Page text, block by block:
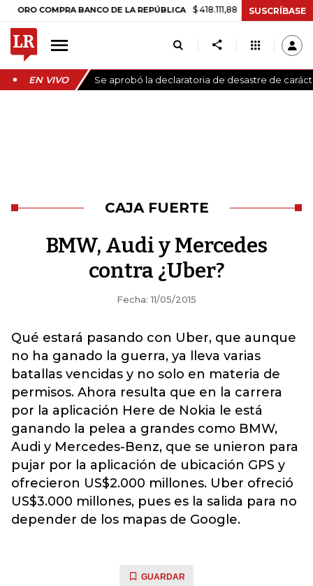
COMPRA BANCO DE LA REPÚBLICA $ 418.111,88 +$ 9.612,91 +2,35%
SUSCRÍBASE
EN VIVO Se aprobó la declaratoria de desastre de
CAJA FUERTE
BMW, Audi y Mercedes
contra ¿Uber?
Fecha: 11/05/2015
Qué estará pasando con Uber, que aunque
no ha ganado la guerra, ya lleva varias
batallas vencidas y no solo en materia de
permisos. Ahora resulta que en la carrera
por la aplicación Here de Nokia le está
ganando la pelea a grandes como BMW,
Audi y Mercedes-Benz, que se unieron para
pujar por la aplicación de ubicación GPS y
ofrecieron US$2.000 millones. Uber ofreció
US$3.000 millones, pues es la salida para no
depender de los mapas de Google.
GUARDAR